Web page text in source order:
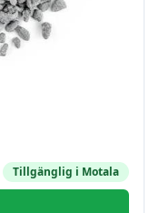
Tillgänglig i Motala